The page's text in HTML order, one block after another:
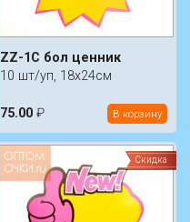
ZZ-1C бол ценник
10 шт/уп, 18х24см
75.00 ₽ В корзину
Скидка